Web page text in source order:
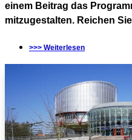
einem Beitrag das
mitzugestalten. Reichen
>>> Weiterlesen